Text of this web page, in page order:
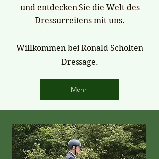
und entdecken Sie die Welt des
Dressurreitens mit uns.
Willkommen bei Ronald Scholten
Dressage.
Mehr